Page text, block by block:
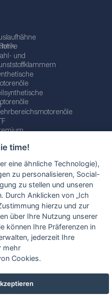
time!
eine ähnliche Technologie),
zu personalisieren, Social-
zu stellen und unseren
Durch Anklicken von „Ich
hierzu und zur
über Ihre Nutzung unserer
können Ihre Präferenzen in
jederzeit Ihre
mehr
Cookies.
und
für
AGB
Standortauswahl